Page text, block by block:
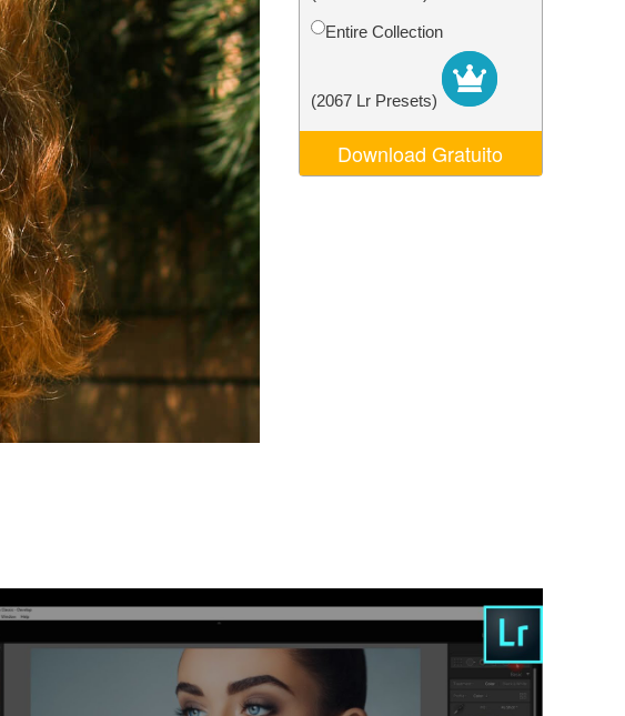
Dati di Addestramento AI Video Editing ServicesEntire Collection
(2067 Lr Presets)
Download Gratuito